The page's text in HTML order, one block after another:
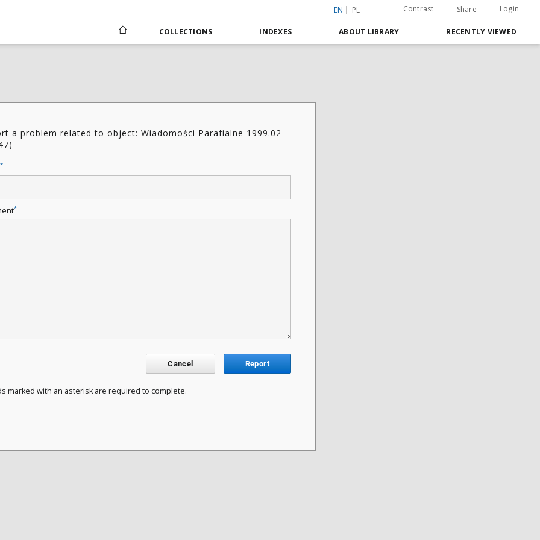
EN PL Contrast Share Login
COLLECTIONS INDEXES ABOUT LIBRARY RECENTLY VIEWED
a problem related to object: Wiadomości Parafialne 1999.02
*
*
Cancel Report
marked with an asterisk are required to complete.